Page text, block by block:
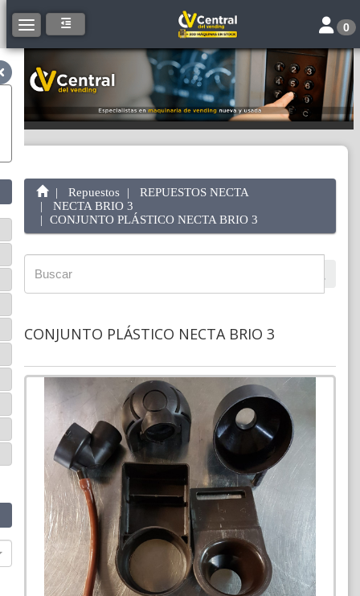
Toggle navigation Toggle
0
Repuestos
REPUESTOS NECTA
NECTA BRIO 3
CONJUNTO PLÁSTICO NECTA BRIO 3
CONJUNTO PLÁSTICO NECTA BRIO 3